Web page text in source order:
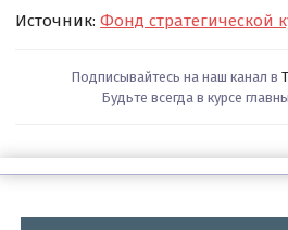
Источник:Фонд стратегической
Подписывайтесь на наш канал в
Будьте всегда в курсе